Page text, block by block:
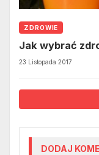
ZDROWIE
Jak wybrać
23 Listopada 2017
DODAJ